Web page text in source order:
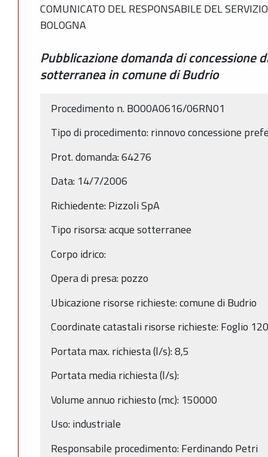
COMUNICATO DEL RESPONSABILE DEL
BOLOGNA
Pubblicazione domanda di concessione
sotterranea in comune di Budrio
Procedimento n. BO00A0616/06RN01
Tipo di procedimento: rinnovo concessione
Prot. domanda: 64276
Data: 14/7/2006
Richiedente: Pizzoli SpA
Tipo risorsa: acque sotterranee
Corpo idrico:
Opera di presa: pozzo
Ubicazione risorse richieste: comune di Budrio
Coordinate catastali risorse richieste: Foglio
Portata max. richiesta (l/s): 8,5
Portata media richiesta (l/s):
Volume annuo richiesto (mc): 150000
Uso: industriale
Responsabile procedimento: Ferdinando Petri